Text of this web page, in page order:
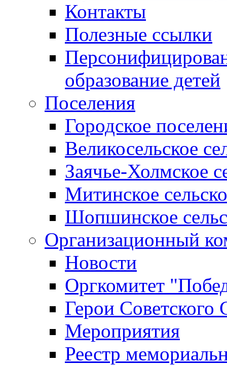
Контакты
Полезные ссылки
образование детей
Поселения
Городское
Великосельское
Заячье-Холмское
Митинское
Шопшинское
Организационный
Новости
Оргкомитет
Герои Советского
Мероприятия
Реестр